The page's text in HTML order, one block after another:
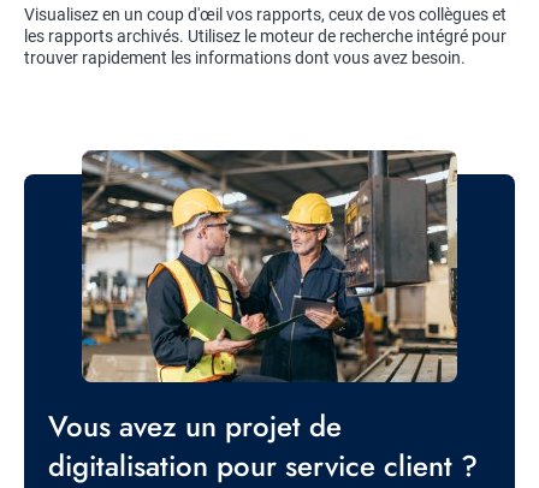
Description
Visualisez en un coup d'œil vos rapports, ceux de vos collègues et
les rapports archivés. Utilisez le moteur de recherche intégré pour
trouver rapidement les informations dont vous avez besoin.
Image
Titre
Vous avez un projet de
digitalisation pour service client ?